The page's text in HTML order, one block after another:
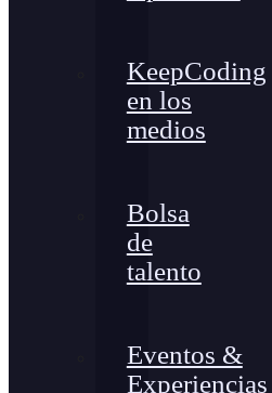
KeepCoding
en los
medios
Bolsa
de
talento
Eventos &
Experiencias